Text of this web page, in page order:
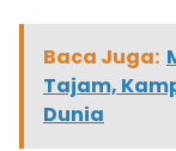
Baca Juga:
Tajam,
Dunia